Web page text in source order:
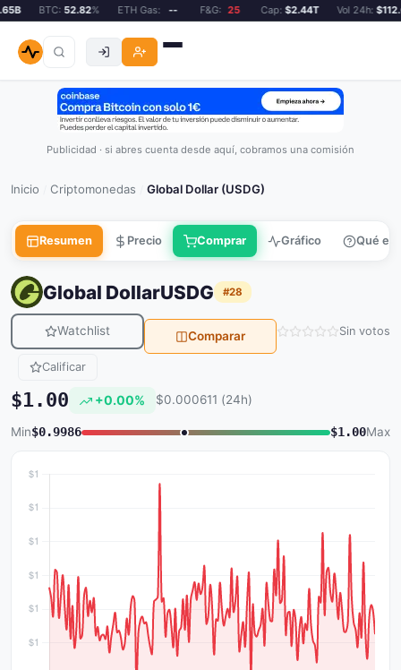
BTC:52.82% ETH Gas: -- F&G: 25 Cap:$2.44T Vol 24h:
Publicidad · si abres cuenta desde aquí, cobramos una comisión
Inicio Criptomonedas Global Dollar (USDG)
Resumen Precio Comprar Gráfico Qué es
Global DollarUSDG #28
Watchlist Comparar Sin votos
Calificar
$1.00 +0.00% $0.000611 (24h)
Min$0.9986 $1.00Max